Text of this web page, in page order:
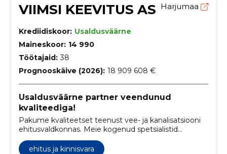
VIIMSI KEEVITUS AS Harjumaa
Krediidiskoor: Usaldusväärne
Maineskoor: 14 990
Töötajaid: 38
Prognooskäive (2026): 18 909 608 €
Usaldusväärne partner veendunud
kvaliteediga!
Pakume kvaliteetset teenust vee- ja kanalisatsiooni
ehitusvaldkonnas. Meie kogenud spetsialistid
paigalduse, mis vastab alati kõrgeimatele nõuetele.
ehitus ja kinnisvara